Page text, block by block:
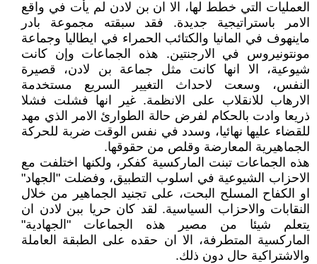
العمليات التي خطط لها، الا ان بن لادن لم يأت في واقع
الامر باستراتيجية جديدة. فقد سبقته مجموعة بادر
ماينهوف في المانيا والكتائب الحمراء في ايطاليا وجماعة
مونتونيروس في الارجنتين. هذه الجماعات وإن كانت
شيوعية، الا انها كانت مثل جماعة بن لادن، قصيرة
النفس، وسعت لاحداث التغيير السريع مستخدمة
الارهاب للانقلاب على الانظمة. غير انها فشلت فشلا
ذريعا وادت بالحكام لفرض حالة الطوارئ الامر الذي مهد
للقضاء عليها نهائيا، وسدد في نفس الوقت ضربة للحركة
الجماهيرية المعارضة وقلص من حقوقها.
هذه الجماعات تبنت الماركسية كفكر، ولكنها اختلفت مع
الاحزاب الشيوعية في اسلوب التطبيق، وفضلت "الجهاد"
او الكفاح المسلح البحت، على تجنيد الجماهير من خلال
النقابات والاحزاب السياسية. لقد كان حريا ببن لادن ان
يتعلم شيئا من مصير هذه الجماعات "الجهادية"
الماركسية المتطرفة، الا ان حقده على الطبقة العاملة
والاشتراكية حال دون ذلك.